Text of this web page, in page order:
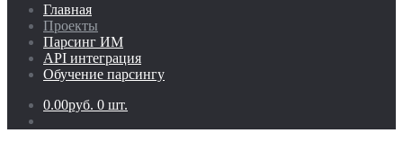
Главная
Проекты
Парсинг ИМ
API интеграция
Обучение парсингу
0.00руб. 0 шт.